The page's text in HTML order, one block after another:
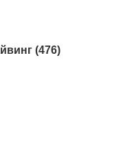
(476)